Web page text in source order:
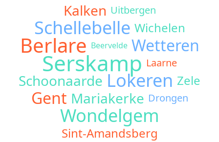
Kalken Uitbergen
Schellebelle Wichelen
Berlare Beervelde Wetteren
Serskamp Laarne
Schoonaarde Lokeren Zele
Gent Mariakerke Drongen
Wondelgem
Sint-Amandsberg